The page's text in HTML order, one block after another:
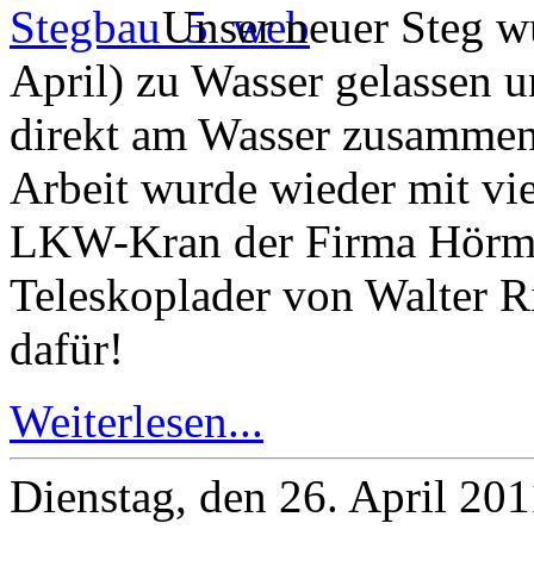
Unser neuer Steg
April) zu Wasser gelassen
direkt am Wasser
Arbeit wurde wieder mit
LKW-Kran der Firma
Teleskoplader von Walter
dafür!
Weiterlesen...
Dienstag, den 26. April